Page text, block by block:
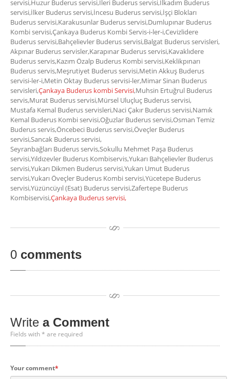
servisi,Huzur Buderus servisi,İleri Buderus servisi,İlkadım Buderus
servisi,İlker Buderus servisi,İncesu Buderus servisi,İşçi Blokları
Buderus servisi,Karakusunlar Buderus servisi,Dumlupınar Buderus
Kombi servisi,Çankaya Buderus Kombi Servis-i-ler-i,Cevizlidere
Buderus servisi,Bahçelievler Buderus servisi,Balgat Buderus servisleri,
Akpınar Buderus servisler,Karapınar Buderus servisi,Kavaklıdere
Buderus servis,Kazım Özalp Buderus Kombi servisi,Keklikpınarı
Buderus servis,Meşrutiyet Buderus servisi,Metin Akkuş Buderus
servisi-ler-i,Metin Oktay Buderus servisi-ler,Mimar Sinan Buderus
servisleri,Çankaya Buderus kombi Servisi,Muhsin Ertuğrul Buderus
servis,Murat Buderus servisi,Mürsel Uluçluç Buderus servisi,
Mustafa Kemal Buderus servisleri,Naci Çakır Buderus servisi,Namık
Kemal Buderus Kombi servisi,Oğuzlar Buderus servisi,Osman Temiz
Buderus servis,Öncebeci Buderus servisi,Öveçler Buderus
servisi,Sancak Buderus servisi,
Seyranbağları Buderus servis,Sokullu Mehmet Paşa Buderus
servisi,Yıldızevler Buderus Kombiservis,Yukarı Bahçelievler Buderus
servisi,Yukarı Dikmen Buderus servisi,Yukarı Umut Buderus
servisi,Yukarı Öveçler Buderus Kombi servisi,Yücetepe Buderus
servisi,Yüzüncüyıl (Esat) Buderus servisi,Zafertepe Buderus
Kombiservisi,Çankaya Buderus servisi,
0 comments
Write a Comment
Fields with * are required
Your comment*